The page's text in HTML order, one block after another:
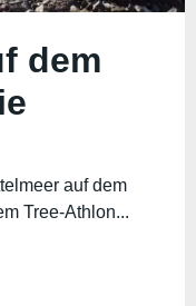
dem
Felix
auf dem
Tree-Athlon...